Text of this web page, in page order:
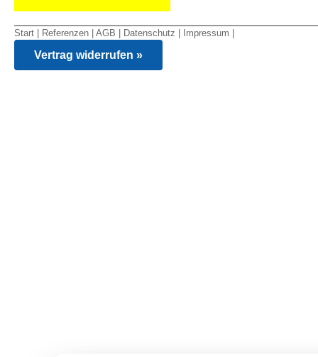
Start Referenzen AGB Datenschutz Impressum
Vertrag widerrufen »